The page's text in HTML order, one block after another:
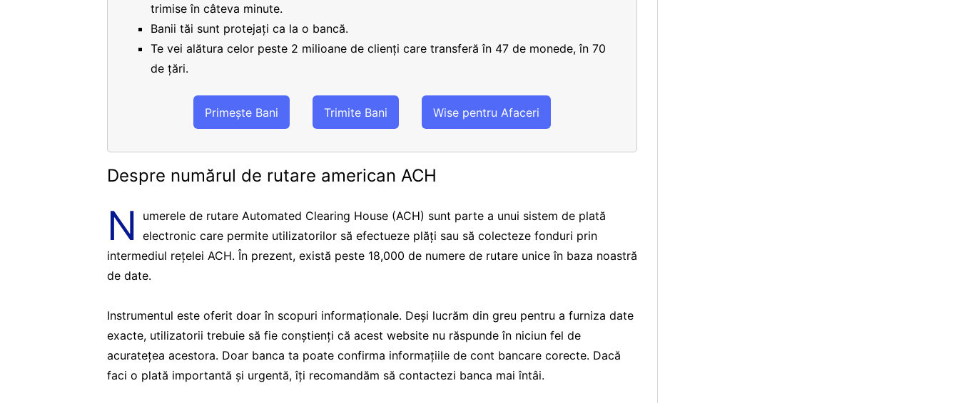
trimise în câteva minute.
Banii tăi sunt protejați ca la o bancă.
Te vei alătura celor peste 2 milioane de clienți care transferă în 47 de monede, în 70
de țări.
Primește Bani Trimite Bani Wise pentru Afaceri
Despre numărul de rutare american ACH
N
umerele de rutare Automated Clearing House (ACH) sunt parte a unui sistem de plată
electronic care permite utilizatorilor să efectueze plăți sau să colecteze fonduri prin
intermediul rețelei ACH. În prezent, există peste 18,000 de numere de rutare unice în baza noastră
de date.
Instrumentul este oferit doar în scopuri informaționale. Deși lucrăm din greu pentru a furniza date
exacte, utilizatorii trebuie să fie conștienți că acest website nu răspunde în niciun fel de
acuratețea acestora. Doar banca ta poate confirma informațiile de cont bancare corecte. Dacă
faci o plată importantă și urgentă, îți recomandăm să contactezi banca mai întâi.